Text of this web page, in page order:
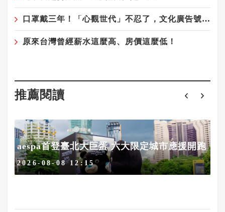
口罩戴三年！「心觀世代」不忍了，文化廣告號召IG濾鏡脫口罩
原來台灣曾經薪水這麼高、房價這麼低！
推薦閱讀
aespa首登臺北大巨蛋 六大限定城市應援開跑
2026-08-08 12:15